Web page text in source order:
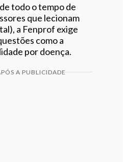
todo o tempo de
que lecionam
a Fenprof exige
como a
por doença.
A PUBLICIDADE